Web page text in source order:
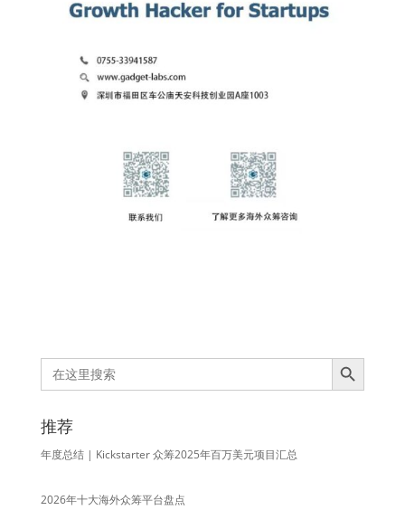
Search
for:
Search Button
推荐
年度总结 | Kickstarter 众筹2025年百万美元项目汇总
2026年十大海外众筹平台盘点